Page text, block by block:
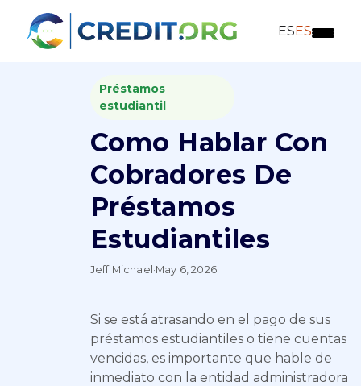
ESES
Préstamos
estudiantil
Como Hablar Con
Cobradores De
Préstamos
Estudiantiles
Jeff Michael ·May 6, 2026
Si se está atrasando en el pago de sus
préstamos estudiantiles o tiene cuentas
vencidas, es importante que hable de
inmediato con la entidad administradora